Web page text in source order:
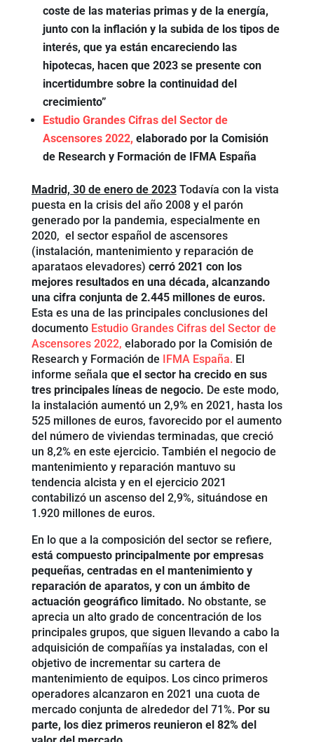
coste de las materias primas y de la energía,
junto con la inflación y la subida de los tipos de
interés, que ya están encareciendo las
hipotecas, hacen que 2023 se presente con
incertidumbre sobre la continuidad del
crecimiento”
Estudio Grandes Cifras del Sector de
Ascensores 2022, elaborado por la Comisión
de Research y Formación de IFMA España
Madrid, 30 de enero de 2023Todavía con la vista
puesta en la crisis del año 2008 y el parón
generado por la pandemia, especialmente en
2020, el sector español de ascensores
(instalación, mantenimiento y reparación de
aparataos elevadores) cerró 2021 con los
mejores resultados en una década, alcanzando
una cifra conjunta de 2.445 millones de euros.
Esta es una de las principales conclusiones del
documento Estudio Grandes Cifras del Sector de
Ascensores 2022, elaborado por la Comisión de
Research y Formación de IFMA España. El
informe señala que el sector ha crecido en sus
tres principales líneas de negocio. De este modo,
la instalación aumentó un 2,9% en 2021, hasta los
525 millones de euros, favorecido por el aumento
del número de viviendas terminadas, que creció
un 8,2% en este ejercicio. También el negocio de
mantenimiento y reparación mantuvo su
tendencia alcista y en el ejercicio 2021
contabilizó un ascenso del 2,9%, situándose en
1.920 millones de euros.
En lo que a la composición del sector se refiere,
está compuesto principalmente por empresas
pequeñas, centradas en el mantenimiento y
reparación de aparatos, y con un ámbito de
actuación geográfico limitado. No obstante, se
aprecia un alto grado de concentración de los
principales grupos, que siguen llevando a cabo la
adquisición de compañías ya instaladas, con el
objetivo de incrementar su cartera de
mantenimiento de equipos. Los cinco primeros
operadores alcanzaron en 2021 una cuota de
mercado conjunta de alrededor del 71%. Por su
parte, los diez primeros reunieron el 82% del